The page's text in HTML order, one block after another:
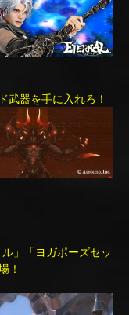
武器を手に入れろ！
」「ヨガポーズセッ
！